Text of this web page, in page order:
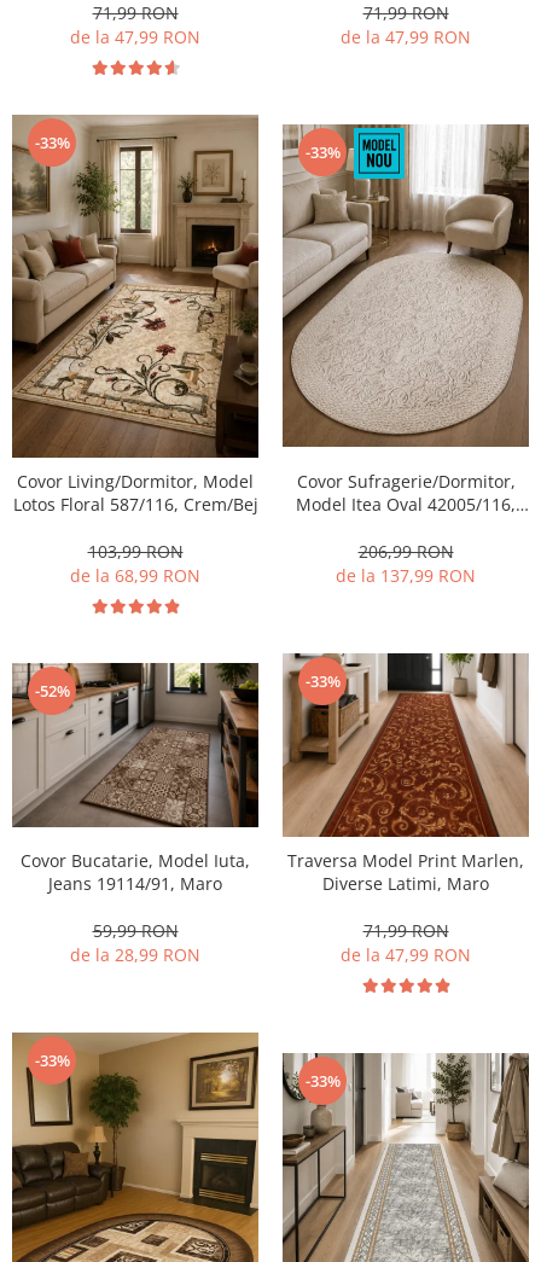
71,99 RON
de la 47,99 RON
71,99 RON
de la 47,99 RON
-33%
Covor Living/Dormitor, Model
Lotos Floral 587/116, Crem/Bej
103,99 RON
de la 68,99 RON
-33%
Covor Sufragerie/Dormitor,
Model Itea Oval 42005/116,
206,99 RON
de la 137,99 RON
-52%
Covor Bucatarie, Model Iuta,
Jeans 19114/91, Maro
59,99 RON
de la 28,99 RON
-33%
Traversa Model Print Marlen,
Diverse Latimi, Maro
71,99 RON
de la 47,99 RON
-33%
-33%